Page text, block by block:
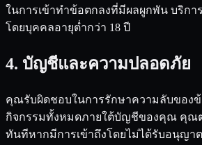
ในการเข้าทำข้อตกลงที่มีผลผูกพัน บริกา
โดยบุคคลอายุต่ำกว่า 18 ปี
4. บัญชีและความปลอดภัย
คุณรับผิดชอบในการรักษาความลับของ
กิจกรรมทั้งหมดภายใต้บัญชีของคุณ คุณต
ทันทีหากมีการเข้าถึงโดยไม่ได้รับอนุญา